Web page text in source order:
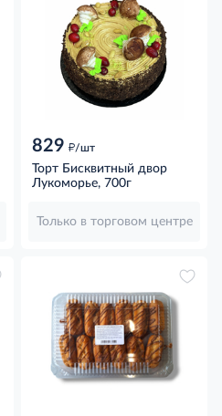
829 д/шт
Торт Бисквитный двор
Лукоморье, 700г
Только в торговом центре